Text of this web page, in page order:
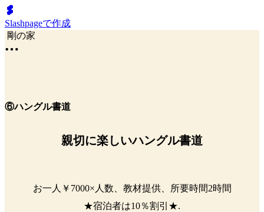
Slashpageで作成
剛の家
⑥ハングル書道
親切に楽しいハングル書道
お一人￥7000×人数、教材提供、所要時間2時間
★宿泊者は10％割引★.